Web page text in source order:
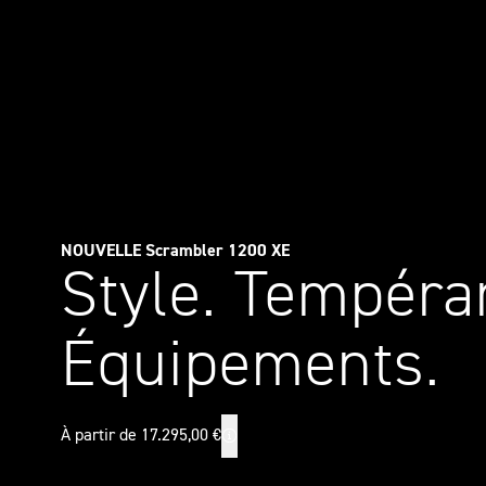
NOUVELLE Scrambler 1200 XE
Style.
Équipements.
À partir de 17.295,00 €